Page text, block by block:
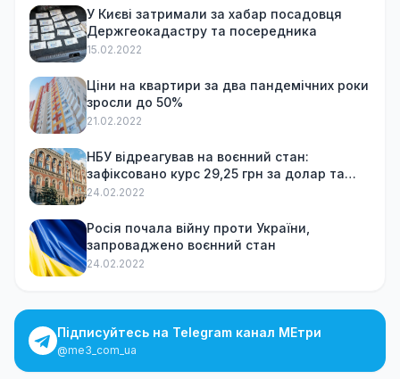
У Києві затримали за хабар посадовця
Держгеокадастру та посередника
15.02.2022
Ціни на квартири за два пандемічних роки
зросли до 50%
21.02.2022
НБУ відреагував на воєнний стан:
зафіксовано курс 29,25 грн за долар та
обмежив зняття готівки
24.02.2022
Росія почала війну проти України,
запроваджено воєнний стан
24.02.2022
Підписуйтесь на Telegram канал МЕтри
@me3_com_ua